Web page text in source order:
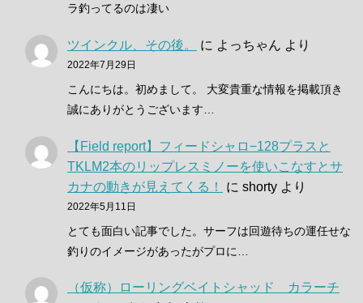
ラ釣ってるのは凄い
ツインクル、その後。 に よっちゃん より
2022年7月29日
こんにちは。初めまして。 大変貴重な情報を掲載頂き
誠にありがとうございます…
【Field report】フィードシャロ−128プラスと
TKLM2本のリップレスミノーを使いこなすとサ
カナの動きが見えてくる！
に shorty より
2022年5月11日
とても面白い記事でした。サーフは回遊待ちの運任せな
釣りのイメージがあったがプロに…
（仮称）ローリングベイトシャッド カラーチ